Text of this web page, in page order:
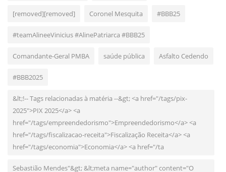
[removed][removed] Coronel Mesquita #BBB25
#teamAlineeVinicius #AlinePatriarca #BBB25
Comandante-Geral PMBA saúde pública Asfalto Cedendo
#BBB2025
&lt;!-- Tags relacionadas à matéria --&gt; <a href="/tags/pix-
2025">PIX 2025</a> <a
href="/tags/empreendedorismo">Empreendedorismo</a> <a
href="/tags/fiscalizacao-receita">Fiscalização Receita</a> <a
href="/tags/economia">Economia</a> <a href="/ta
Sebastião Mendes"&gt; &lt;meta name="author" content="O